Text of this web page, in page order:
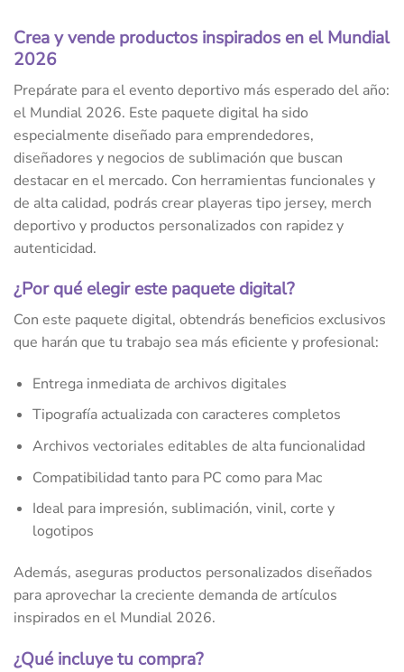
Crea y vende productos inspirados en el Mundial
2026
Prepárate para el evento deportivo más esperado del año:
el Mundial 2026. Este paquete digital ha sido
especialmente diseñado para emprendedores,
diseñadores y negocios de sublimación que buscan
destacar en el mercado. Con herramientas funcionales y
de alta calidad, podrás crear playeras tipo jersey, merch
deportivo y productos personalizados con rapidez y
autenticidad.
¿Por qué elegir este paquete digital?
Con este paquete digital, obtendrás beneficios exclusivos
que harán que tu trabajo sea más eficiente y profesional:
Entrega inmediata de archivos digitales
Tipografía actualizada con caracteres completos
Archivos vectoriales editables de alta funcionalidad
Compatibilidad tanto para PC como para Mac
Ideal para impresión, sublimación, vinil, corte y
logotipos
Además, aseguras productos personalizados diseñados
para aprovechar la creciente demanda de artículos
inspirados en el Mundial 2026.
¿Qué incluye tu compra?